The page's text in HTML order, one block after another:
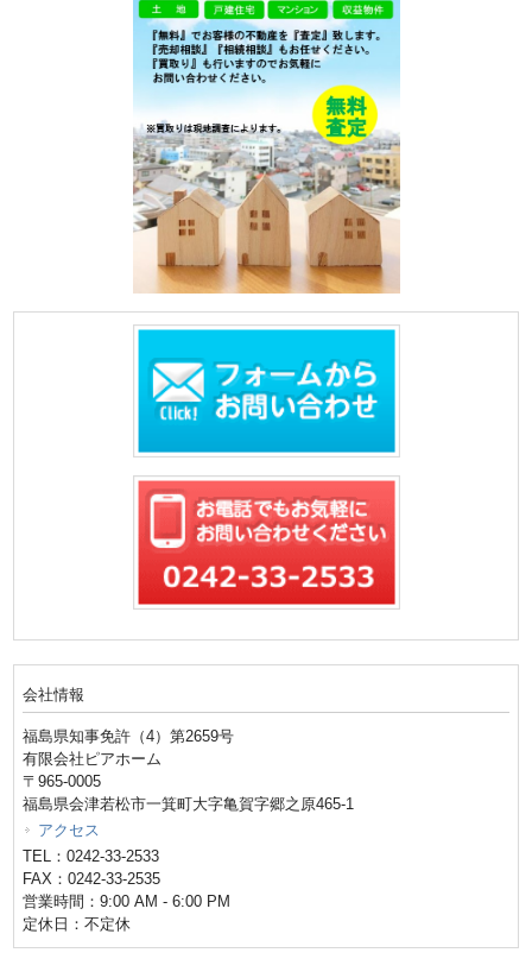
会社情報
福島県知事免許（4）第2659号
有限会社ピアホーム
〒965-0005
福島県会津若松市一箕町大字亀賀字郷之原465-1
アクセス
TEL：0242-33-2533
FAX：0242-33-2535
営業時間：9:00 AM - 6:00 PM
定休日：不定休